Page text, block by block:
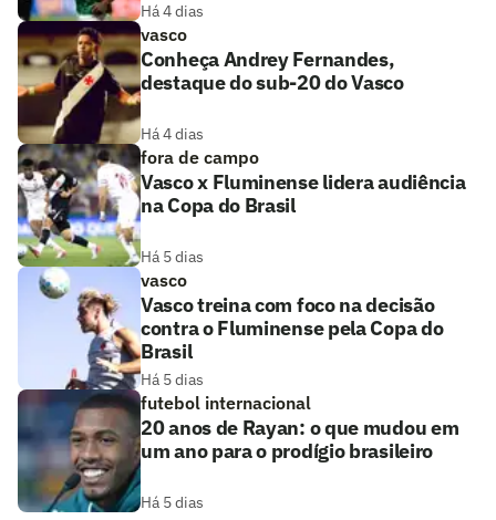
Há 4 dias
vasco
Conheça Andrey Fernandes,
destaque do sub-20 do Vasco
Há 4 dias
fora de campo
Vasco x Fluminense lidera audiência
na Copa do Brasil
Há 5 dias
vasco
Vasco treina com foco na decisão
contra o Fluminense pela Copa do
Brasil
Há 5 dias
futebol internacional
20 anos de Rayan: o que mudou em
um ano para o prodígio brasileiro
Há 5 dias